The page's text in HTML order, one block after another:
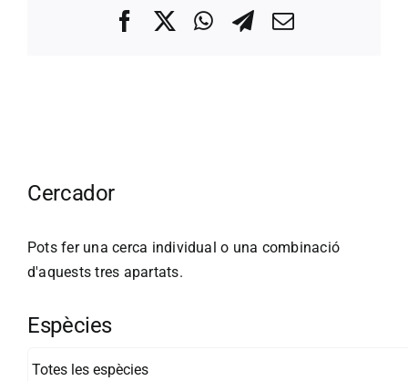
FacebookWhatsApp
Telegram
Correo
Cercador
Pots fer una cerca individual o una combinació
d'aquests tres apartats.
Espècies